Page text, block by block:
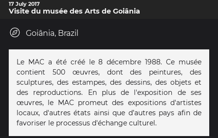
17 July 2017
Visite du musée des Arts de Goiânia
Goiânia, Brazil
Le MAC a été créé le 8 décembre 1988. Ce musée
contient 500 œuvres, dont des peintures, des
sculptures, des estampes, des dessins, des objets et
des reproductions. En plus de l'exposition de ses
œuvres, le MAC promeut des expositions d'artistes
locaux, d'autres états ainsi que d’autres pays afin de
favoriser le processus d'échange culturel.